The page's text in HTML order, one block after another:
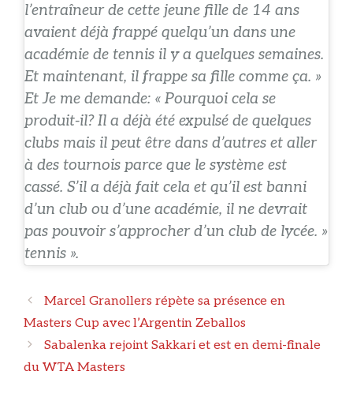
l’entraîneur de cette jeune fille de 14 ans
avaient déjà frappé quelqu’un dans une
académie de tennis il y a quelques semaines.
Et maintenant, il frappe sa fille comme ça. »
Et Je me demande: « Pourquoi cela se
produit-il? Il a déjà été expulsé de quelques
clubs mais il peut être dans d’autres et aller
à des tournois parce que le système est
cassé. S’il a déjà fait cela et qu’il est banni
d’un club ou d’une académie, il ne devrait
pas pouvoir s’approcher d’un club de lycée. »
tennis ».
Navigation
des
articles
Marcel Granollers répète sa présence en
Masters Cup avec l’Argentin Zeballos
Sabalenka rejoint Sakkari et est en demi-finale
du WTA Masters